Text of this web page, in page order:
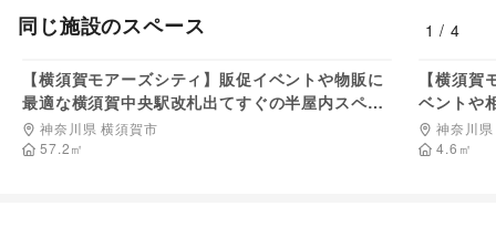
バスケットボール/ゴルフ
バイク・オートバイ/
マイクロモビリティ /その他車・バイク・モビリティ
NPO・公共団体
地方公共団体・行政・政府
募金・寄付
/NPO・ボランティア活動
同じ施設のスペース 1 /4
【横須賀モアーズシティ】販促イベントや物販に
最適な横須賀中央駅改札出てすぐの半屋内スペー
ス 神奈川県 横須賀市
57.2㎡
【横須
ベントや
神奈川
4.6 ㎡